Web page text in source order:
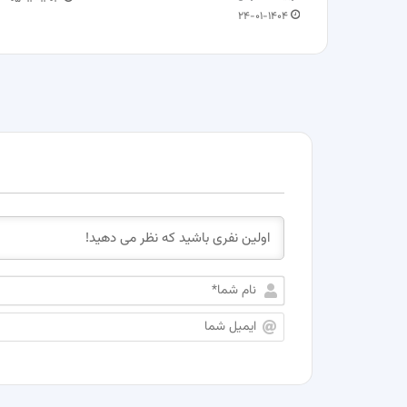
۲۴-۰۱-۱۴۰۴